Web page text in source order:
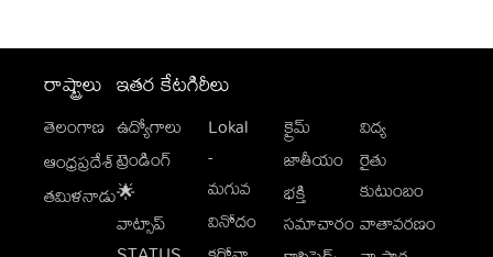
రాష్ట్రాలు
తెలంగాణ
ఆంధ్రప్రదేశ్
తమిళనాడు
ఇతర కేటగిరీలు
ఉద్యోగాలు
ట్రెండింగ్
🌟
వాట్సాప్
Lokal
-
మగువ
వినోదం
క్రైమ్
జాతీయం
భక్తి
సమాచారం
విద్య
రైతు
కుటుంబం
వాతావరణం